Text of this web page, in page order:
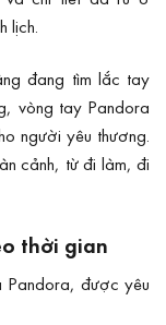
lịch.
đang tìm lắc tay
vòng tay Pandora
người yêu thương.
cảnh, từ đi làm, đi
thời gian
Pandora, được yêu